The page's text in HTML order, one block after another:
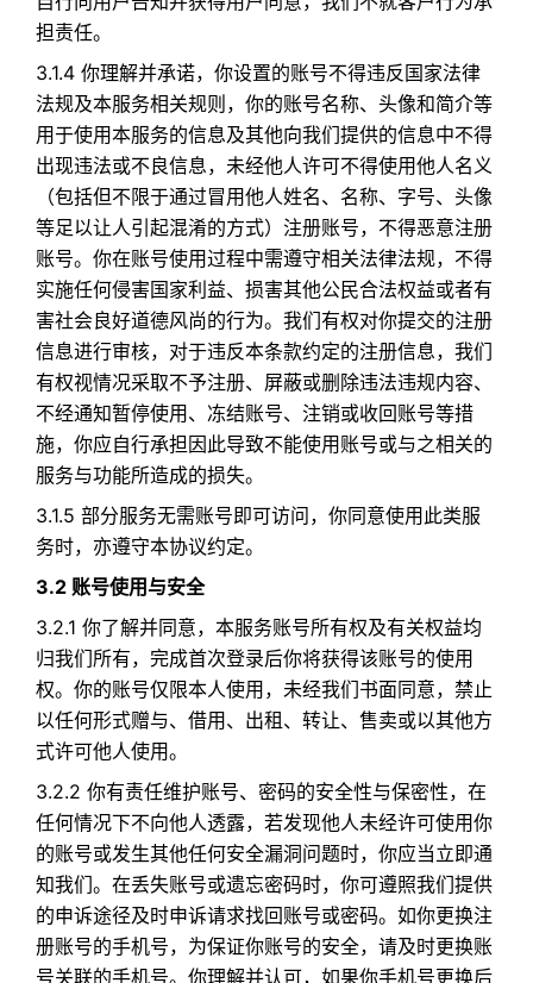
担责任。
3.1.4 你理解并承诺，你设置的账号不得违反国家法律
法规及本服务相关规则，你的账号名称、头像和简介等
用于使用本服务的信息及其他向我们提供的信息中不得
出现违法或不良信息，未经他人许可不得使用他人名义
（包括但不限于通过冒用他人姓名、名称、字号、头像
等足以让人引起混淆的方式）注册账号，不得恶意注册
账号。你在账号使用过程中需遵守相关法律法规，不得
实施任何侵害国家利益、损害其他公民合法权益或者有
害社会良好道德风尚的行为。我们有权对你提交的注册
信息进行审核，对于违反本条款约定的注册信息，我们
有权视情况采取不予注册、屏蔽或删除违法违规内容、
不经通知暂停使用、冻结账号、注销或收回账号等措
施，你应自行承担因此导致不能使用账号或与之相关的
服务与功能所造成的损失。
3.1.5 部分服务无需账号即可访问，你同意使用此类服
务时，亦遵守本协议约定。
3.2 账号使用与安全
3.2.1 你了解并同意，本服务账号所有权及有关权益均
归我们所有，完成首次登录后你将获得该账号的使用
权。你的账号仅限本人使用，未经我们书面同意，禁止
以任何形式赠与、借用、出租、转让、售卖或以其他方
式许可他人使用。
3.2.2 你有责任维护账号、密码的安全性与保密性，在
任何情况下不向他人透露，若发现他人未经许可使用你
的账号或发生其他任何安全漏洞问题时，你应当立即通
知我们。在丢失账号或遗忘密码时，你可遵照我们提供
的申诉途径及时申诉请求找回账号或密码。如你更换注
册账号的手机号，为保证你账号的安全，请及时更换账
号关联的手机号。你理解并认可，如果你手机号更换后